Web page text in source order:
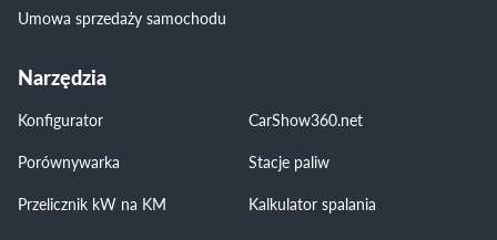
Umowa sprzedaży samochodu
Narzędzia
Konfigurator
CarShow360.net
Porównywarka
Stacje paliw
Przelicznik kW na KM
Kalkulator spalania